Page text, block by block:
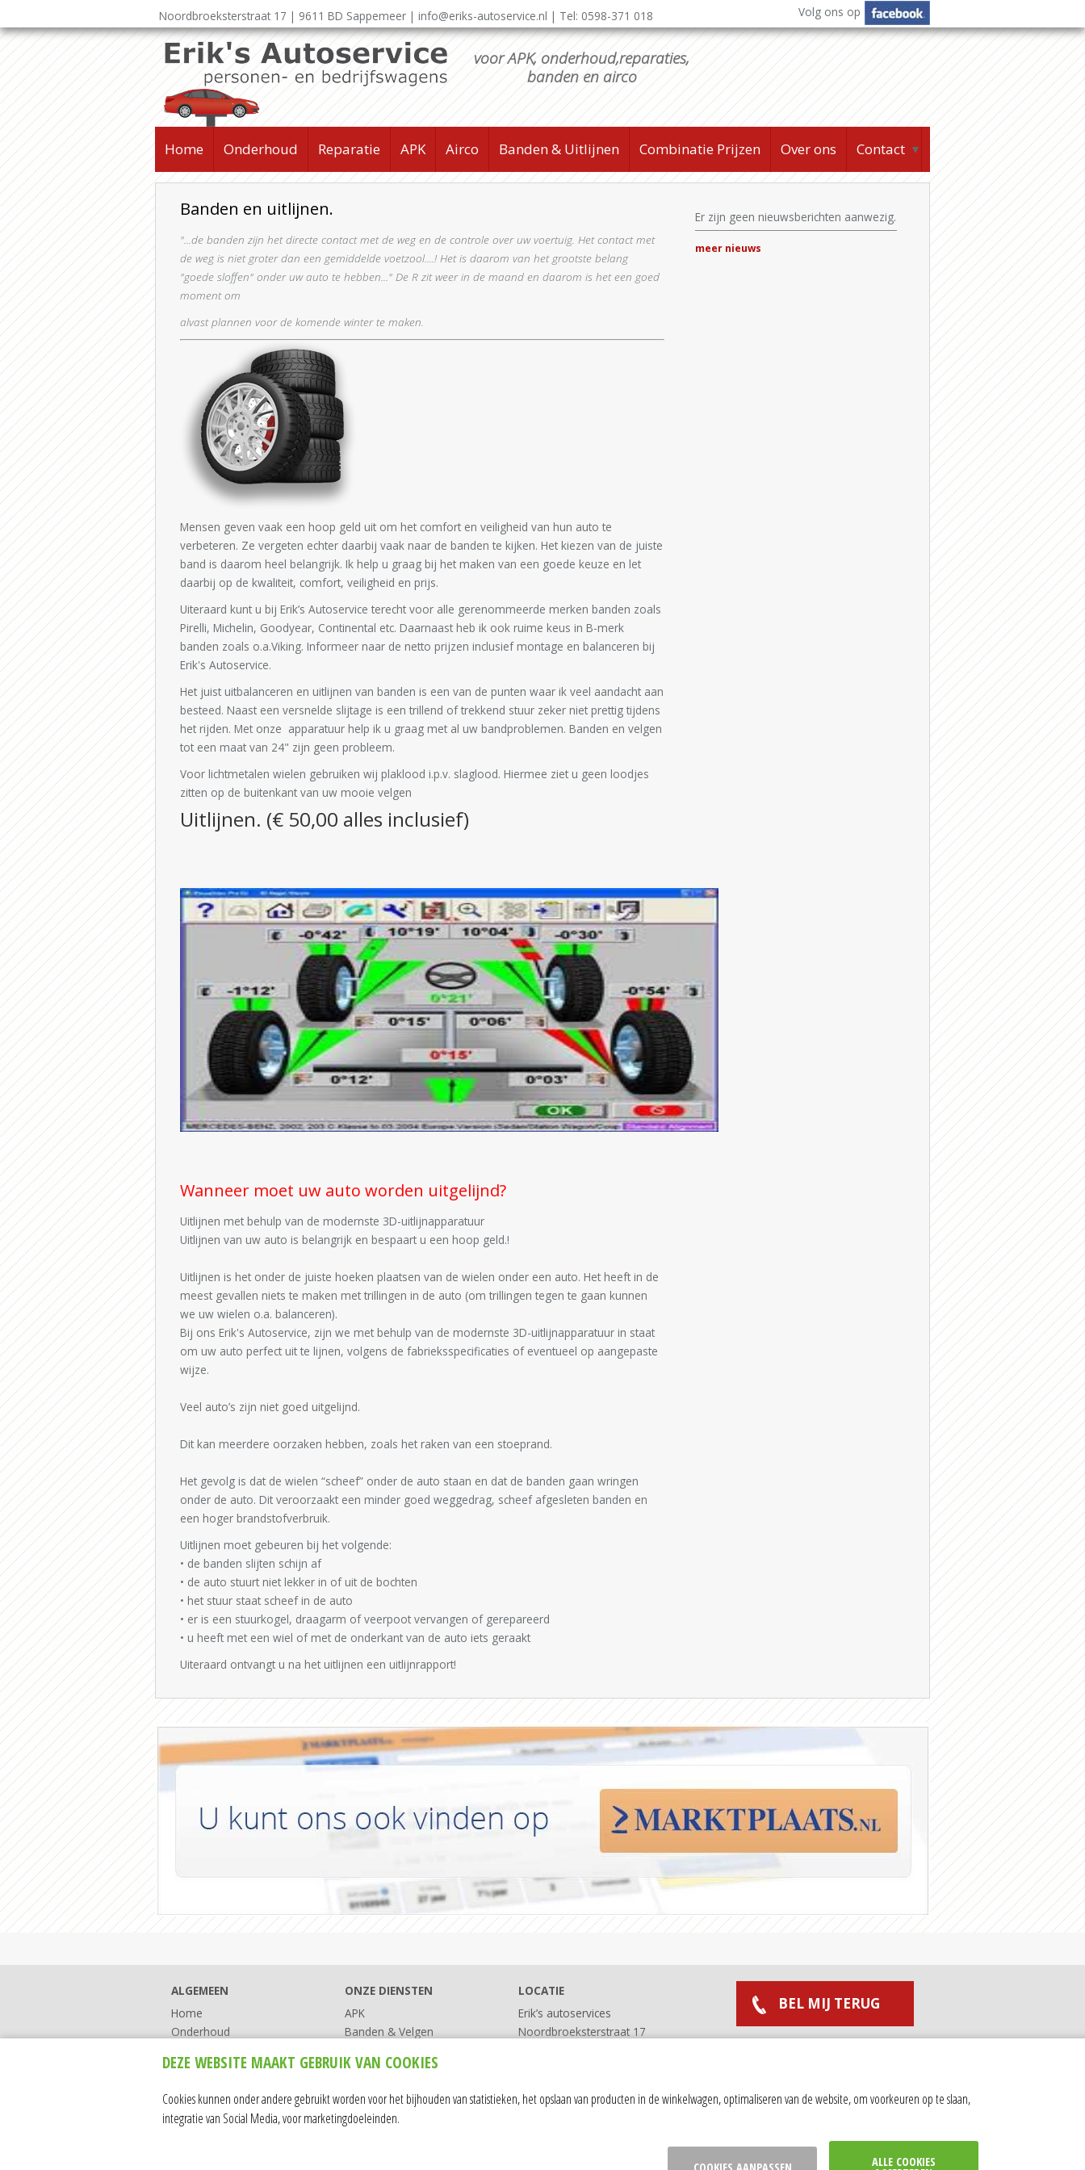
Noordbroeksterstraat 17 | 9611 BD Sappemeer | info@eriks-autoservice.nl | Tel: 0598-371 018 Volg ons op
voor APK, onderhoud,reparaties,
banden en airco
Home Onderhoud Reparatie APK Airco Banden & Uitlijnen Combinatie Prijzen Over ons Contact ▼
Banden en uitlijnen.
"...de banden zijn het directe contact met de weg en de controle over uw voertuig. Het contact met
de weg is niet groter dan een gemiddelde voetzool....! Het is daarom van het grootste belang
"goede sloffen" onder uw auto te hebben..." De R zit weer in de maand en daarom is het een goed
moment om
alvast plannen voor de komende winter te maken.
Mensen geven vaak een hoop geld uit om het comfort en veiligheid van hun auto te
verbeteren. Ze vergeten echter daarbij vaak naar de banden te kijken. Het kiezen van de juiste
band is daarom heel belangrijk. Ik help u graag bij het maken van een goede keuze en let
daarbij op de kwaliteit, comfort, veiligheid en prijs.
Uiteraard kunt u bij Erik’s Autoservice terecht voor alle gerenommeerde merken banden zoals
Pirelli, Michelin, Goodyear, Continental etc. Daarnaast heb ik ook ruime keus in B-merk
banden zoals o.a.Viking. Informeer naar de netto prijzen inclusief montage en balanceren bij
Erik's Autoservice.
Het juist uitbalanceren en uitlijnen van banden is een van de punten waar ik veel aandacht aan
besteed. Naast een versnelde slijtage is een trillend of trekkend stuur zeker niet prettig tijdens
het rijden. Met onze apparatuur help ik u graag met al uw bandproblemen. Banden en velgen
tot een maat van 24" zijn geen probleem.
Voor lichtmetalen wielen gebruiken wij plaklood i.p.v. slaglood. Hiermee ziet u geen loodjes
zitten op de buitenkant van uw mooie velgen
Uitlijnen. (€ 50,00 alles inclusief)
Wanneer moet uw auto worden uitgelijnd?
Uitlijnen met behulp van de modernste 3D-uitlijnapparatuur
Uitlijnen van uw auto is belangrijk en bespaart u een hoop geld.!
Uitlijnen is het onder de juiste hoeken plaatsen van de wielen onder een auto. Het heeft in de
meest gevallen niets te maken met trillingen in de auto (om trillingen tegen te gaan kunnen
we uw wielen o.a. balanceren).
Bij ons Erik's Autoservice, zijn we met behulp van de modernste 3D-uitlijnapparatuur in staat
om uw auto perfect uit te lijnen, volgens de fabrieksspecificaties of eventueel op aangepaste
wijze.
Veel auto’s zijn niet goed uitgelijnd.
Dit kan meerdere oorzaken hebben, zoals het raken van een stoeprand.
Het gevolg is dat de wielen “scheef” onder de auto staan en dat de banden gaan wringen
onder de auto. Dit veroorzaakt een minder goed weggedrag, scheef afgesleten banden en
een hoger brandstofverbruik.
Uitlijnen moet gebeuren bij het volgende:
• de banden slijten schijn af
• de auto stuurt niet lekker in of uit de bochten
• het stuur staat scheef in de auto
• er is een stuurkogel, draagarm of veerpoot vervangen of gerepareerd
• u heeft met een wiel of met de onderkant van de auto iets geraakt
Uiteraard ontvangt u na het uitlijnen een uitlijnrapport!
Er zijn geen nieuwsberichten aanwezig.
meer nieuws
ALGEMEEN
Home
Onderhoud
APK
Banden & Uitlijnen
Combinatie Prijzen
ONZE DIENSTEN
APK
Banden & Velgen
LOCATIE
Erik’s autoservices
Noordbroeksterstraat 17
BEL MIJ TERUG
DEZE WEBSITE MAAKT GEBRUIK VAN COOKIES
Cookies kunnen onder andere gebruikt worden voor het bijhouden van statistieken, het opslaan van producten in de winkelwagen, optimaliseren van de website, om voorkeuren op te slaan,
integratie van Social Media, voor marketingdoeleinden.
COOKIES AANPASSEN ALLE COOKIES